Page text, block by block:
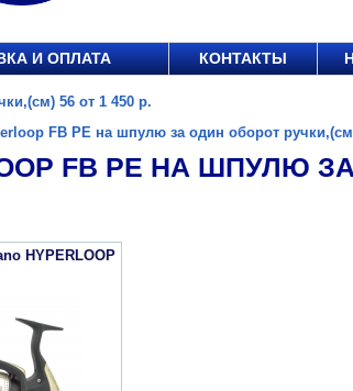
И ОПЛАТА КОНТАКТЫ
56 от 1 450 р.
FB PE на шпулю за один оборот
FB PE НА ШПУЛЮ
HYPERLOOP